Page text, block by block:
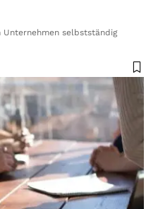
Unternehmen selbstständig